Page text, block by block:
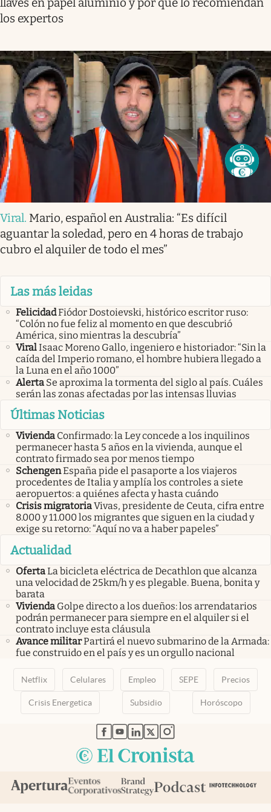
los expertos
Viral. Mario, español en Australia: “Es difícil
aguantar la soledad, pero en 4 horas de trabajo
cubro el alquiler de todo el mes”
Las más leidas
FelicidadFiódor Dostoievski, histórico escritor ruso:
“Colón no fue feliz al momento en que descubrió
América, sino mientras la descubría”
ViralIsaac Moreno Gallo, ingeniero e historiador: “Sin la
caída del Imperio romano, el hombre hubiera llegado a
la Luna en el año 1000”
Alerta Se aproxima la tormenta del siglo al país. Cuáles
serán las zonas afectadas por las intensas lluvias
Últimas Noticias
Vivienda Confirmado: la Ley concede a los inquilinos
permanecer hasta 5 años en la vivienda, aunque el
contrato firmado sea por menos tiempo
SchengenEspaña pide el pasaporte a los viajeros
procedentes de Italia y amplía los controles a siete
aeropuertos: a quiénes afecta y hasta cuándo
Crisis migratoriaVivas, presidente de Ceuta, cifra entre
8.000 y 11.000 los migrantes que siguen en la ciudad y
exige su retorno: “Aquí no va a haber papeles”
Actualidad
OfertaLa bicicleta eléctrica de Decathlon que alcanza
una velocidad de 25km/h y es plegable. Buena, bonita y
barata
Vivienda Golpe directo a los dueños: los arrendatarios
podrán permanecer para siempre en el alquiler si el
contrato incluye esta cláusula
Avance militarPartirá el nuevo submarino de la Armada:
fue construido en el país y es un orgullo nacional
Netflix Celulares Empleo SEPE Precios
Crisis Energetica Subsidio Horóscopo
abre en nueva pestaña
abre en nueva pestaña
abre en nueva pestaña
abre en nueva pestaña
abre en nueva pestaña